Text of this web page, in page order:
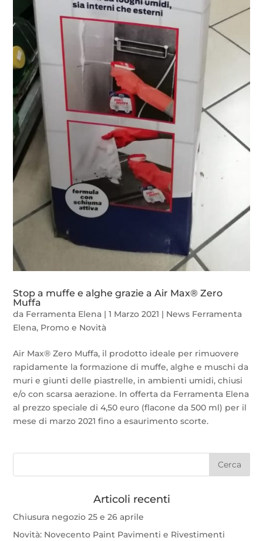
Stop a muffe e alghe grazie a Air Max® Zero
Muffa
da Ferramenta Elena |1 Marzo 2021 | News Ferramenta
Elena, Promo e Novità
Air Max® Zero Muffa, il prodotto ideale per rimuovere
rapidamente la formazione di muffe, alghe e muschi da
muri e giunti delle piastrelle, in ambienti umidi, chiusi
e/o con scarsa aerazione. In offerta da Ferramenta Elena
al prezzo speciale di 4,50 euro (flacone da 500 ml) per il
mese di marzo 2021 fino a esaurimento scorte.
Articoli recenti
Chiusura negozio 25 e 26 aprile
Novità: Novecento Paint Pavimenti e Rivestimenti